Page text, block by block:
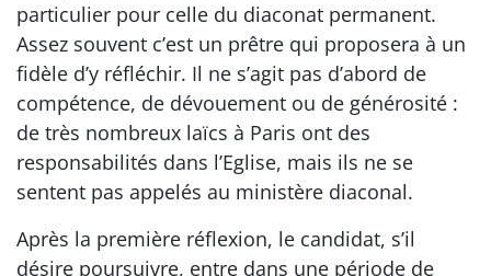
particulier pour celle du diaconat permanent.
Assez souvent c’est un prêtre qui proposera à un
fidèle d’y réfléchir. Il ne s’agit pas d’abord de
compétence, de dévouement ou de générosité :
de très nombreux laïcs à Paris ont des
responsabilités dans l’Eglise, mais ils ne se
sentent pas appelés au ministère diaconal.
Après la première réflexion, le candidat, s’il
désire poursuivre, entre dans une période de